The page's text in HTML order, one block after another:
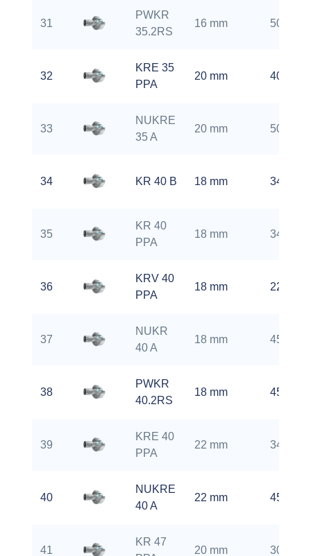
31
PWKR
35.2RS
16 mm 5000
32
KRE 35
PPA
20 mm 4000
33
NUKRE
35 A
20 mm 5000
34 KR 40 B 18 mm 3400
35
KR 40
PPA
18 mm 3400
36
KRV 40
PPA
18 mm 2200
37
NUKR
40 A
18 mm 4500
38
PWKR
40.2RS
18 mm 4500
39
KRE 40
PPA
22 mm 3400
40
NUKRE
40 A
22 mm 4500
41
KR 47
20 mm 3000